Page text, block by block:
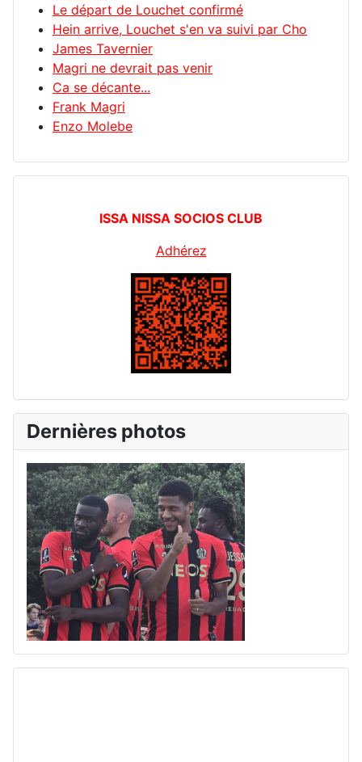
Le départ de Louchet confirmé
Hein arrive, Louchet s'en va suivi par Cho
James Tavernier
Magri ne devrait pas venir
Ca se décante...
Frank Magri
Enzo Molebe
ISSA NISSA SOCIOS CLUB
Adhérez
Dernières photos